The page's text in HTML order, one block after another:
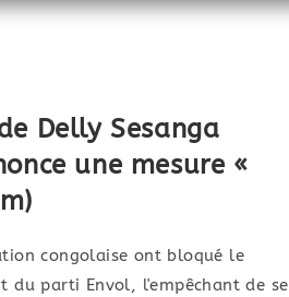
Delly Sesanga
une mesure «
congolaise ont bloqué le
du parti Envol, l'empêchant de se